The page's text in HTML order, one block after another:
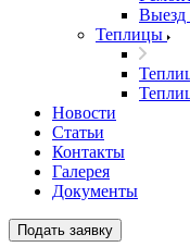
Выезд
Теплицы
Новости
Статьи
Контакты
Галерея
Документы
Подать заявку